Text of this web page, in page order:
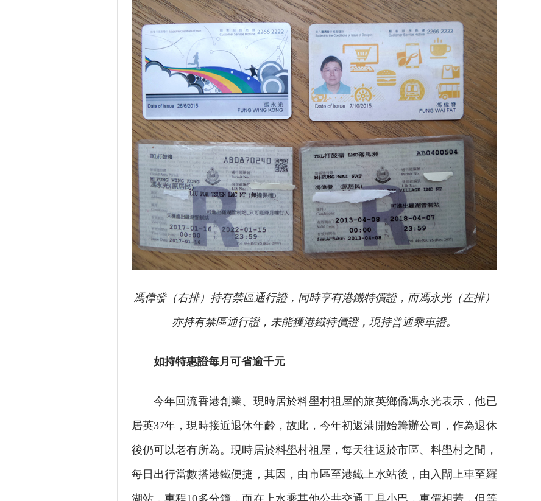
馮偉發（右排）持有禁區通行證，同時享有港鐵特價證，而馮永光（左排）
亦持有禁區通行證，未能獲港鐵特價證，現持普通乘車證。
如持特惠證每月可省逾千元
今年回流香港創業、現時居於料壆村祖屋的旅英鄉僑馮永光表示，他已
居英37年，現時接近退休年齡，故此，今年初返港開始籌辦公司，作為退休
後仍可以老有所為。現時居於料壆村祖屋，每天往返於市區、料壆村之間，
每日出行當數搭港鐵便捷，其因，由市區至港鐵上水站後，由入閘上車至羅
湖站，車程10多分鐘，而在上水乘其他公共交通工具小巴，車價相若，但等